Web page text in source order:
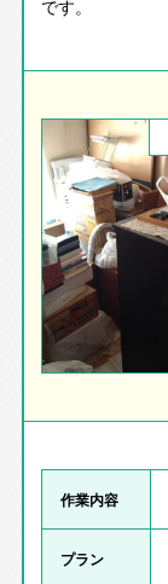
です。
作業内容
プラン